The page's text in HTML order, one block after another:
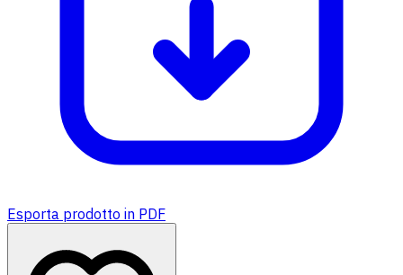
Esporta prodotto in PDF